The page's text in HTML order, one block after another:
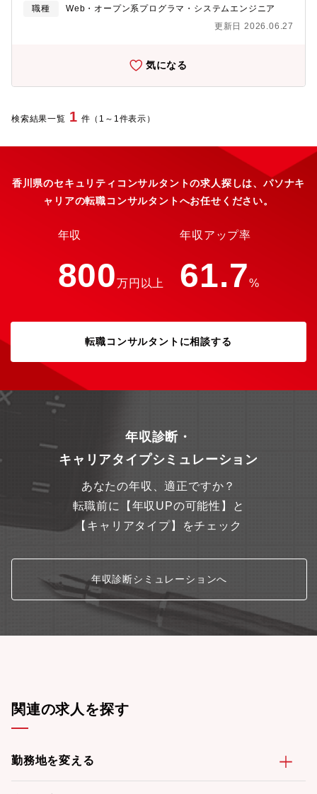
顧客からのPC・ネットワークに関する問い合わせ（電話・メー
ネットワーク脆弱性診断の実施と、客観的なデータに基づくセキ
ノベーション）： 業務の属人化を防ぐための運用回りの仕組み
作り、既存業務のDX化（業務効率改善）、マニュアルや社内シス
テム構成図の作成支援【募集背景】新サービスリリースに伴うメ
Workspace、Slack、外部管理システム、外部SaaSサービス【魅
マニュアルに沿った運用・サポート対応からスタートしていただ
くため、セキュリティ専任としての経験がなくても安心です。
日々の業務を通じてインフラやセキュリティの知見を深め、ゆく
ゆくは異常にいち早く気づき、お客様のシステムを守り抜く「ガ
ードマン（セキュリティのプロ）」へとステップアップできる環
シス不在」でセキュリティ対策に悩むお客様に対し、単なるツー
業のITインフラを根本から支え、顧客から直接頼られ、感謝され
るという大きなやりがいを得られます。【働き方】フルリモー
数総労働時間で管理しております。予め設定されたみなし残業は
や会社判断により、勤務時間の指定や出社を指示する場合があり
職種
Web・オープン系プログラマ・システムエンジニア
更新日 2026.06.27
気になる
検索結果一覧 1 件（1～1件表示）
香川県のセキュリティコンサルタントの求人探しは、パソナキ
ャリアの転職コンサルタントへお任せください。
年収
800万円以上
年収アップ率
61.7%
転職コンサルタントに相談する
年収診断・
キャリアタイプシミュレーション
あなたの年収、適正ですか？
転職前に【年収UPの可能性】と
【キャリアタイプ】をチェック
年収診断シミュレーションへ
関連の求人を探す
勤務地を変える